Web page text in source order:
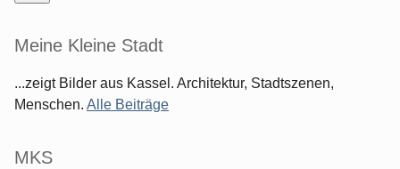
Meine Kleine Stadt
...zeigt Bilder aus Kassel. Architektur, Stadtszenen,
Menschen. Alle Beiträge
MKS